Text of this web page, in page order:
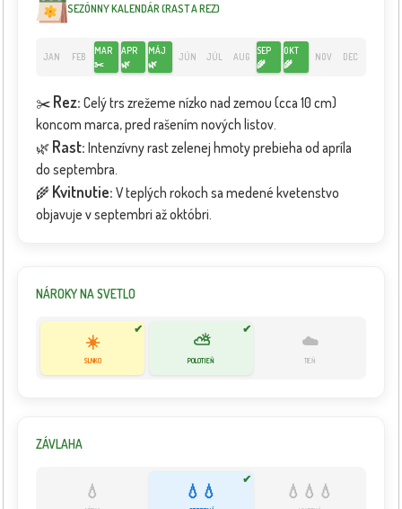
SEZÓNNY KALENDÁR (RAST A REZ)
JAN FEB
MAR
✂️
APR
🌿
MÁJ
🌿
JÚN JÚL AUG
SEP
🌾
OKT
🌾
NOV DEC
✂️ Rez: Celý trs zrežeme nízko nad zemou (cca 10 cm)
koncom marca, pred rašením nových listov.
🌿 Rast: Intenzívny rast zelenej hmoty prebieha od apríla
do septembra.
🌾 Kvitnutie: V teplých rokoch sa medené kvetenstvo
objavuje v septembri až októbri.
NÁROKY NA SVETLO
✔
☀️
SLNKO
✔
⛅
POLOTIEŇ
☁️
TIEŇ
ZÁVLAHA
💧
✔
💧💧 💧💧💧